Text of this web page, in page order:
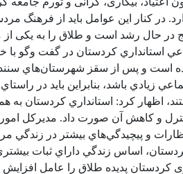
در کنار این عوامل باید از فرهنگ
در حال رشد است و طلاق را به یکی
استانداري کردستان در گفت وگو
است و پس از سقز شهرستان‌هاي
زيادي باشد، بنابراين بايد در
اظهار كرد: استانداري کردستان به
و کاهش آن صورت داد. مديرکل
و پيچيدگي‌هاي بيشتر در زندگي
اساس زندگي داراي ثبات
کردستان پدیده طلاق را عامل